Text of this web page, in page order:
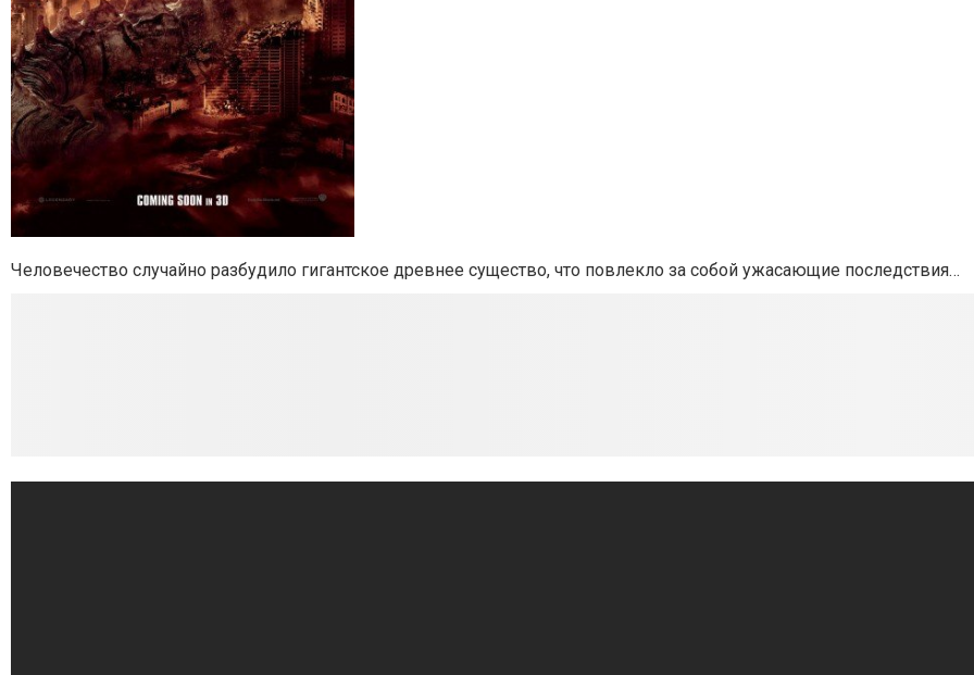
Человечество случайно разбудило гигантское древнее существо, что повлекло за собой ужасающие последствия…